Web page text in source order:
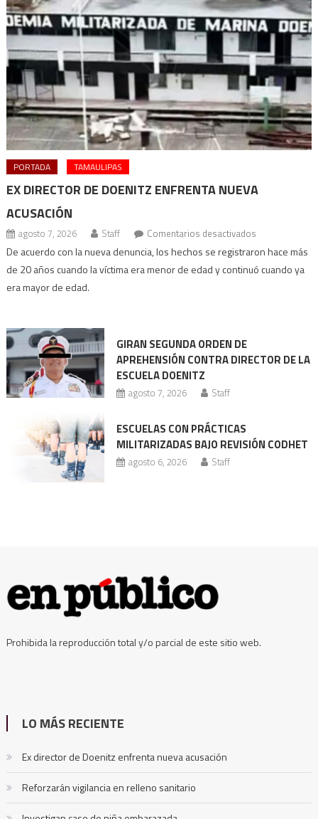
PORTADA TAMAULIPAS
EX DIRECTOR DE DOENITZ ENFRENTA NUEVA
ACUSACIÓN
agosto 7, 2026 Staff Comentarios desactivadosen
Ex
director
De acuerdo con la nueva denuncia, los hechos se registraron hace más
de 20 años cuando la víctima era menor de edad y continuó cuando ya
era mayor de edad.
GIRAN SEGUNDA ORDEN DE
APREHENSIÓN CONTRA DIRECTOR DE LA
ESCUELA DOENITZ
agosto 7, 2026 Staff
ESCUELAS CON PRÁCTICAS
MILITARIZADAS BAJO REVISIÓN CODHET
agosto 6, 2026 Staff
Prohibida la reproducción total y/o parcial de este sitio web.
LO MÁS RECIENTE
Ex director de Doenitz enfrenta nueva acusación
Reforzarán vigilancia en relleno sanitario